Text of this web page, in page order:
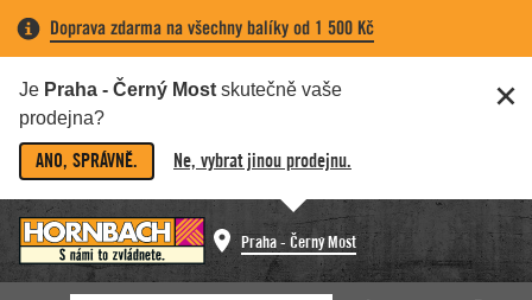
Doprava zdarma na všechny balíky od 1 500 Kč
Je Praha - Černý Most skutečně vaše
prodejna?
ANO, SPRÁVNĚ. Ne, vybrat jinou prodejnu.
Praha - Černý Most